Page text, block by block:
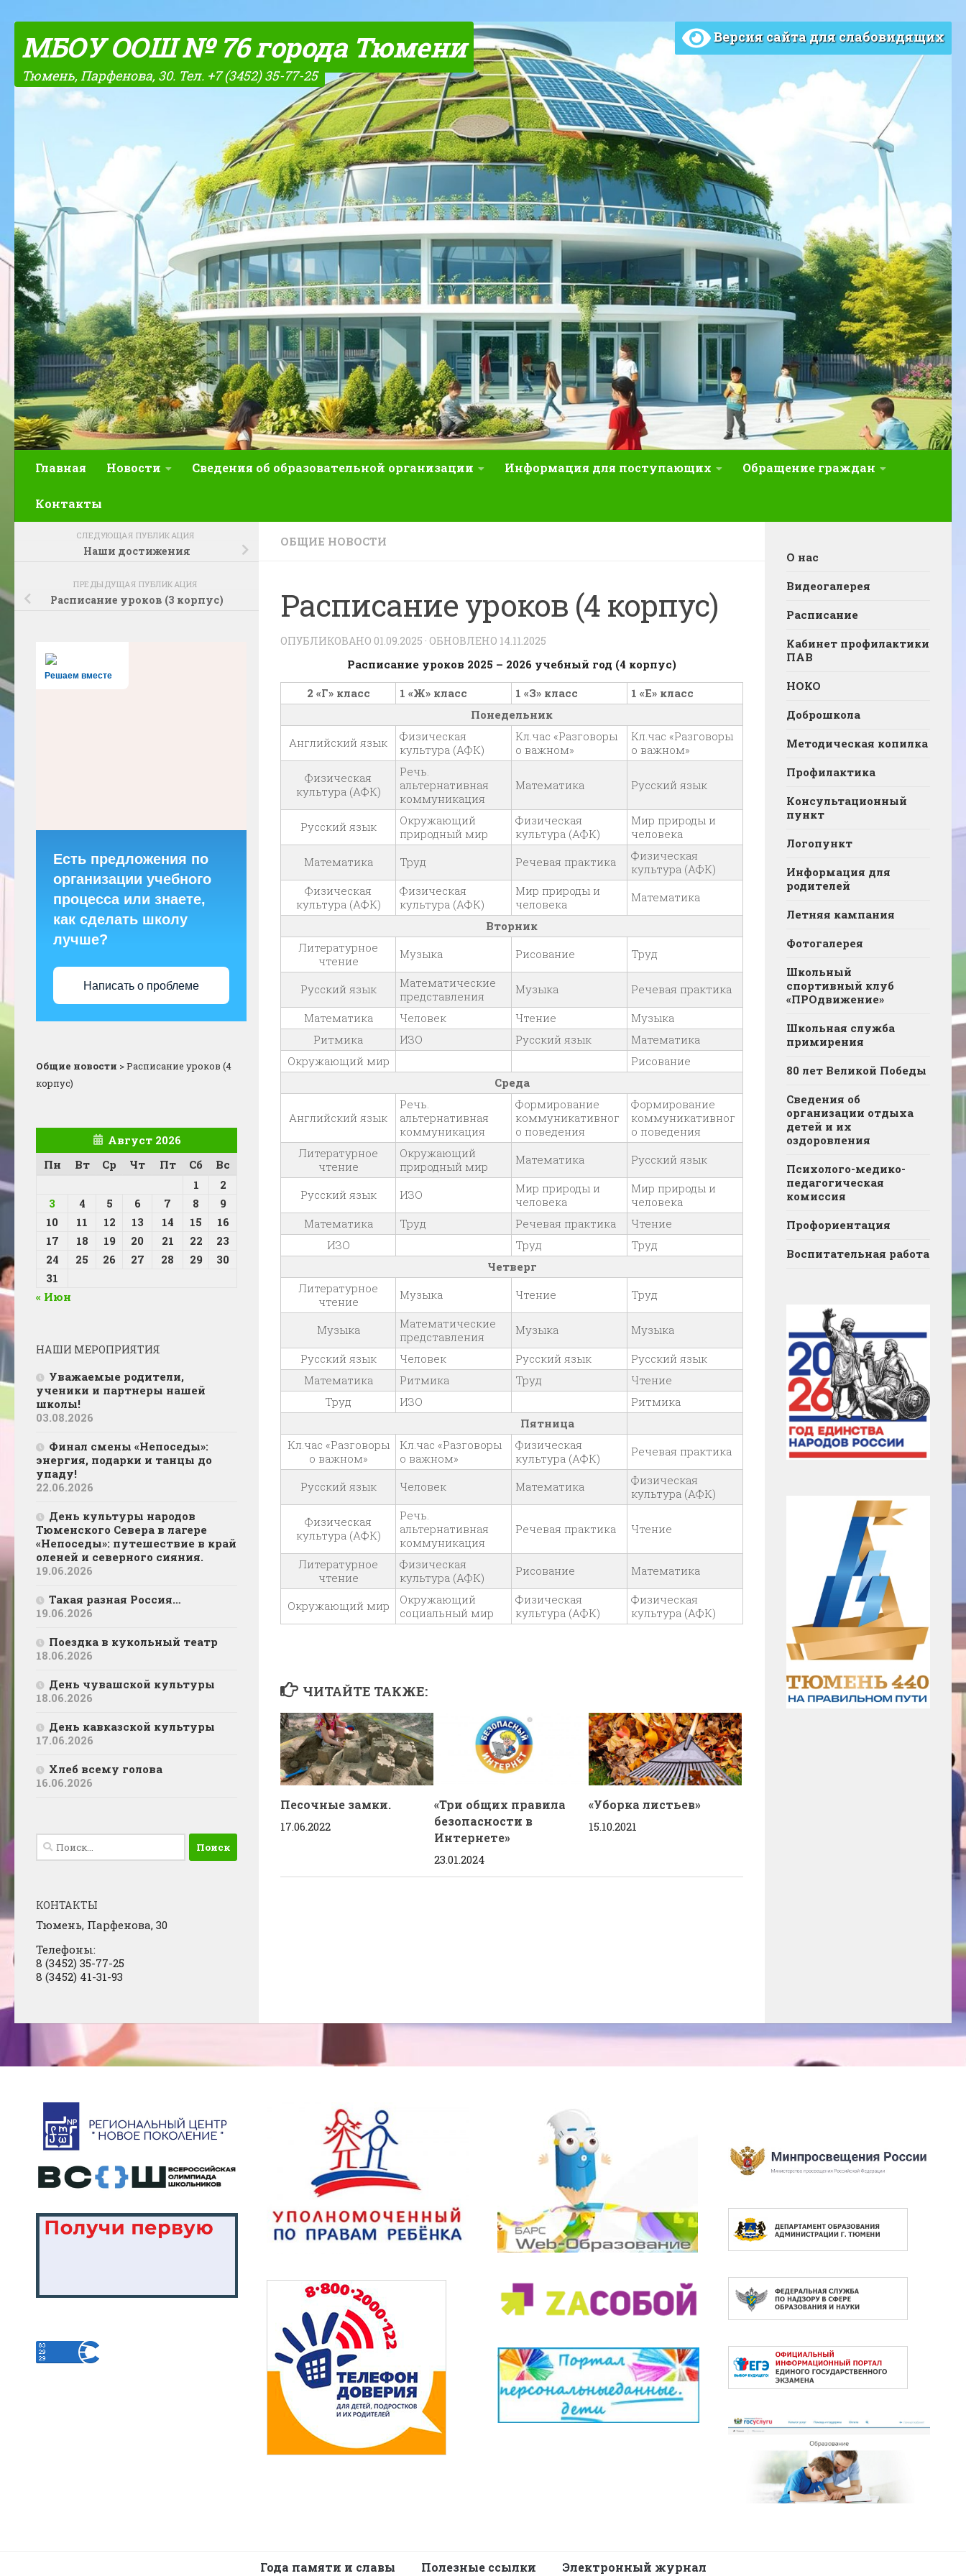
Skip to content
МБОУ ООШ № 76 города Тюмени
Тюмень, Парфенова, 30. Тел. +7 (3452) 35-77-25
Версия сайта для слабовидящих
Главная Новости Сведения об образовательной организации Информация для поступающих Обращение граждан
Контакты
ОБЩИЕ НОВОСТИ
Расписание уроков (4 корпус)
ОПУБЛИКОВАНО 01.09.2025 · ОБНОВЛЕНО 14.11.2025
Расписание уроков 2025 – 2026 учебный год (4 корпус)
2 «Г» класс
1 «Ж» класс 1 «З» класс
1 «Е» класс
Понедельник
Английский язык
Физическая
культура (АФК)
Кл.час «Разговоры
о важном»
Кл.час «Разговоры
о важном»
Физическая
культура (АФК)
Речь.
альтернативная
коммуникация
Математика Русский язык
Русский язык
Окружающий
природный мир
Физическая
культура (АФК)
Мир природы и
человека
Математика
Труд Речевая практика
Физическая
культура (АФК)
Физическая
культура (АФК)
Физическая
культура (АФК)
Мир природы и
человека
Математика
Вторник
Литературное
чтение
Музыка Рисование Труд
Русский язык
Математические
представления
Музыка
Речевая практика
Математика
Человек Чтение
Музыка
Ритмика
ИЗО Русский язык
Математика
Окружающий мир
Рисование
Среда
Английский язык
Речь.
альтернативная
коммуникация
Формирование
коммуникативног
о поведения
Формирование
коммуникативног
о поведения
Литературное
чтение
Окружающий
природный мир
Математика Русский язык
Русский язык ИЗО
Мир природы и
человека
Мир природы и
человека
Математика
Труд Речевая практика
Чтение
ИЗО
Труд
Труд
Четверг
Литературное
чтение
Музыка Чтение Труд
Музыка
Математические
представления
Музыка
Музыка
Русский язык
Человек Русский язык
Русский язык
Математика
Ритмика Труд
Чтение
Труд
ИЗО
Ритмика
Пятница
Кл.час «Разговоры
о важном»
Кл.час «Разговоры
о важном»
Физическая
культура (АФК)
Речевая практика
Русский язык Человек Математика
Физическая
культура (АФК)
Физическая
культура (АФК)
Речь.
альтернативная
коммуникация
Речевая практика Чтение
Литературное
чтение
Физическая
культура (АФК)
Рисование Математика
Окружающий мир
Окружающий
социальный мир
Физическая
культура (АФК)
Физическая
культура (АФК)
ЧИТАЙТЕ ТАКЖЕ:
Песочные замки.
17.06.2022
«Три общих правила
безопасности в
Интернете»
23.01.2024
«Уборка листьев»
15.10.2021
СЛЕДУЮЩАЯ ПУБЛИКАЦИЯ
Наши достижения
ПРЕДЫДУЩАЯ ПУБЛИКАЦИЯ
Расписание уроков (3 корпус)
Решаем вместе
Есть предложения по
организации учебного
процесса или знаете,
как сделать школу
лучше?
Написать о проблеме
Общие новости >Расписание уроков (4
корпус)
Август 2026
Пн
Вт Ср Чт Пт Сб
Вс
1
2
3
4 5 6 7 8
9
10
11 12 13 14 15
16
17
18 19 20 21 22
23
24
25 26 27 28 29
30
31
« Июн
НАШИ МЕРОПРИЯТИЯ
Уважаемые родители,
ученики и партнеры нашей
школы!
03.08.2026
Финал смены «Непоседы»:
энергия, подарки и танцы до
упаду!
22.06.2026
День культуры народов
Тюменского Севера в лагере
«Непоседы»: путешествие в край
оленей и северного сияния.
19.06.2026
Такая разная Россия…
19.06.2026
Поездка в кукольный театр
18.06.2026
День чувашской культуры
18.06.2026
День кавказской культуры
17.06.2026
Хлеб всему голова
16.06.2026
Найти:
КОНТАКТЫ
Тюмень, Парфенова, 30
Телефоны:
8 (3452) 35-77-25
8 (3452) 41-31-93
О нас
Видеогалерея
Расписание
Кабинет профилактики
ПАВ
НОКО
Доброшкола
Методическая копилка
Профилактика
Консультационный
пункт
Логопункт
Информация для
родителей
Летняя кампания
Фотогалерея
Школьный
спортивный клуб
«ПРОдвижение»
Школьная служба
примирения
80 лет Великой Победы
Сведения об
организации отдыха
детей и их
оздоровления
Психолого-медико-
педагогическая
комиссия
Профориентация
Воспитательная работа
Года памяти и славы Полезные ссылки Электронный журнал